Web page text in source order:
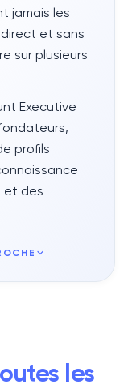
jamais les
et sans
sur plusieurs
Executive
profils
et des
les